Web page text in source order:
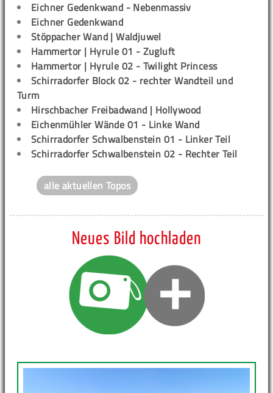
Eichner Gedenkwand - Nebenmassiv
Eichner Gedenkwand
Stöppacher Wand | Waldjuwel
Hammertor | Hyrule 01 - Zugluft
Hammertor | Hyrule 02 - Twilight Princess
Schirradorfer Block 02 - rechter Wandteil und
Turm
Hirschbacher Freibadwand | Hollywood
Eichenmühler Wände 01 - Linke Wand
Schirradorfer Schwalbenstein 01 - Linker Teil
Schirradorfer Schwalbenstein 02 - Rechter Teil
alle aktuellen Topos
Neues Bild hochladen